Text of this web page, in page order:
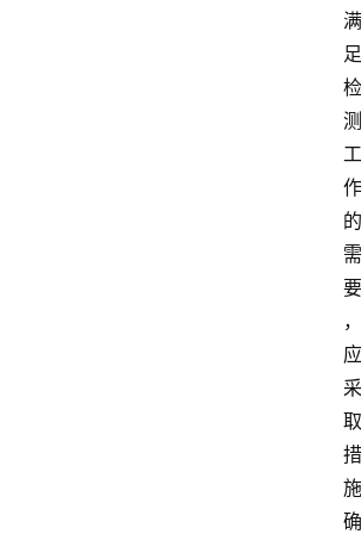
满
足
检
测
工
作
的
需
要
，
应
采
取
措
施
确